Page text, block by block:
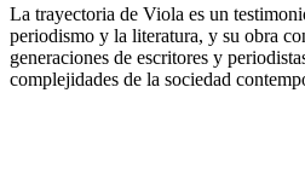
La trayectoria de Viola es un
periodismo y la literatura, y su obra
generaciones de escritores y
complejidades de la sociedad